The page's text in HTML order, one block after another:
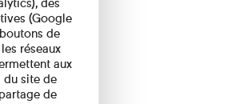
(Google
de
réseaux
aux
du site de
de